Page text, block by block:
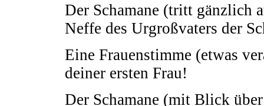
Der Schamane (tritt gänzlich
Neffe des Urgroßvaters der
Eine Frauenstimme (etwas
deiner ersten Frau!
Der Schamane (mit Blick